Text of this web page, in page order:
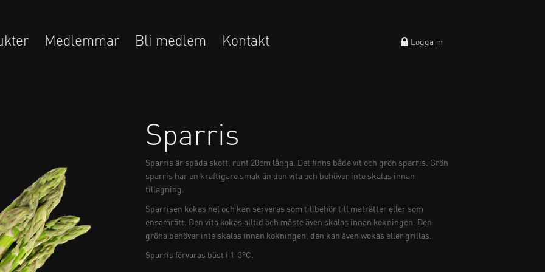
Logga in
Medlemmar Bli medlem Kontakt
Sparris
Sparris är späda skott, runt 20cm långa. Det finns både vit och grön sparris. Grön
sparris har en kraftigare smak än den vita och behöver inte skalas innan
tillagning.
Sparrisen kokas hel och kan serveras som tillbehör till maträtter eller som
ensamrätt. Den vita kokas alltid och måste även skalas innan kokningen. Den
gröna behöver inte skalas innan kokningen, den kan även wokas eller grillas.
Sparris förvaras bäst i 1-3°C.